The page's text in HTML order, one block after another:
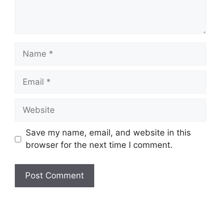
Name
Email
Website
Save my name, email, and website in this
browser for the next time I comment.